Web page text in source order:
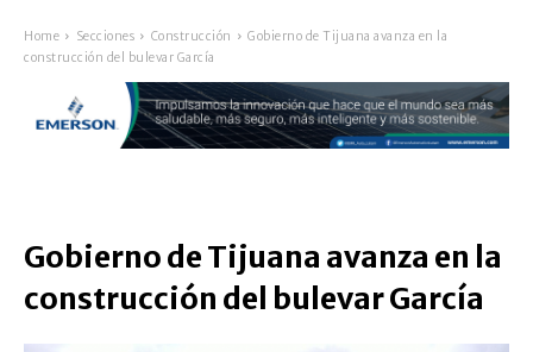
Home Secciones Construcción
Gobierno de Tijuana avanza en la
construcción del bulevar García
Gobierno de Tijuana avanza en la
construcción del bulevar García